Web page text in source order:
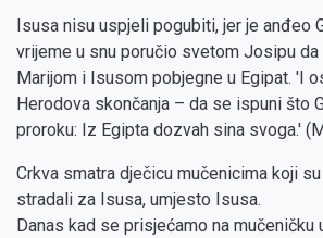
Isusa nisu uspjeli pogubiti, jer je anđeo
vrijeme u snu poručio svetom Josipu
Marijom i Isusom pobjegne u Egipat. 'I
Herodova skončanja – da se ispuni što
proroku: Iz Egipta dozvah sina svoga.'
Crkva smatra dječicu mučenicima koji
stradali za Isusa, umjesto Isusa.
Danas kad se prisjećamo na mučeničku